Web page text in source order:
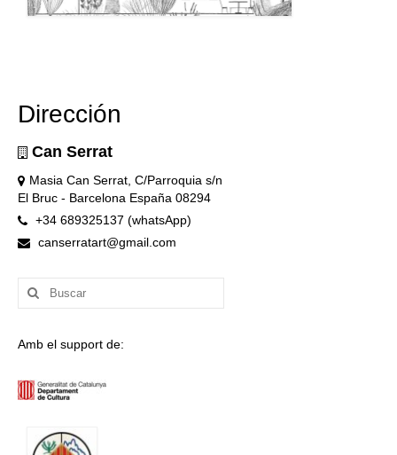
Dirección
Can Serrat
Masia Can Serrat, C/Parroquia s/n
El Bruc - Barcelona España 08294
+34 689325137 (whatsApp)
canserratart@gmail.com
Buscar
por:
Amb el support de: